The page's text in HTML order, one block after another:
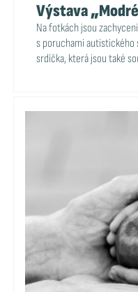
Výstava
Na fotkách jsou
s poruchami
srdíčka, která jsou také